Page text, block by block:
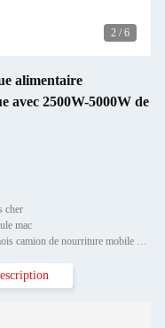
3 / 6
alimentaire
avec 2500W-5000W de
cher
mac
Capacité d'approvisionnement: 100 ensembles par mois camion de nourriture mobile pas cher